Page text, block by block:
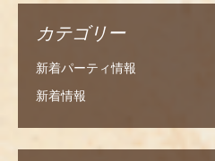
カテゴリー
新着パーティ情報
新着情報